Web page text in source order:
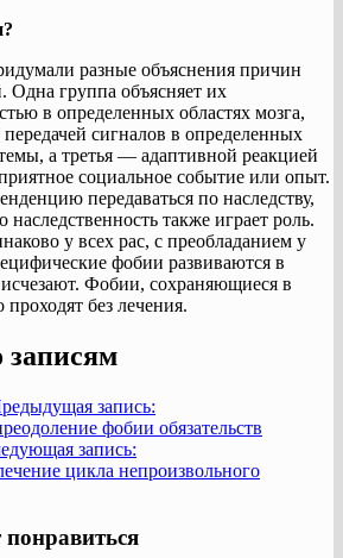
разные объяснения причин
Одна группа объясняет их
в определенных областях мозга,
сигналов в определенных
а третья — адаптивной реакцией
социальное событие или опыт.
передаваться по наследству,
наследственность также играет роль.
у всех рас, с преобладанием у
фобии развиваются в
исчезают. Фобии, сохраняющиеся в
проходят без лечения.
записям
запись:
фобии обязательств
запись:
цикла непроизвольного